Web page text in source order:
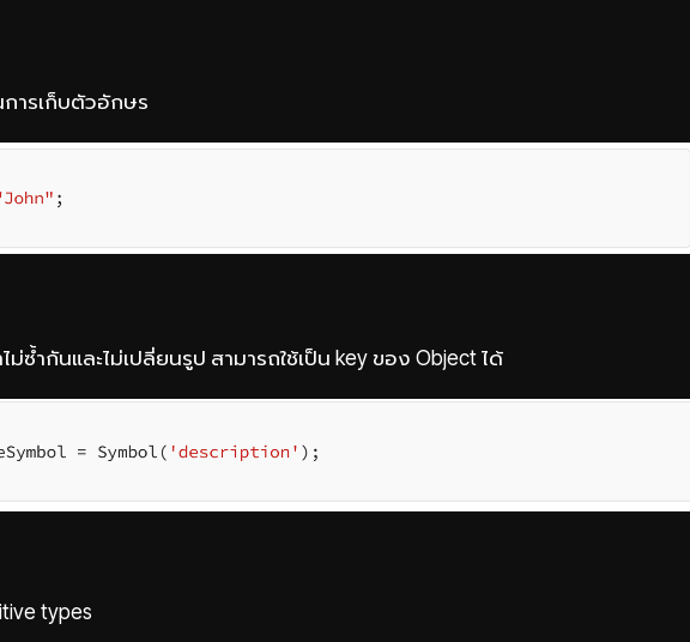
ารเก็บตัวอักษร
ซ้ำกันและไม่เปลี่ยนรูป สามารถใช้เป็น key ของ Object ได้
types